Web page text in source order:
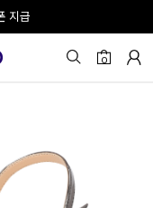
출발!
지급
0